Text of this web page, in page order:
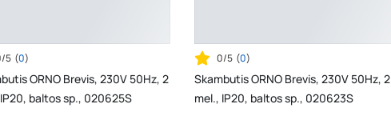
5 (0)
ORNO Brevis, 230V 50Hz, 2
baltos sp., 020625S
0/5 (0)
Skambutis ORNO Brevis, 230V 50Hz, 2
mel., IP20, baltos sp., 020623S